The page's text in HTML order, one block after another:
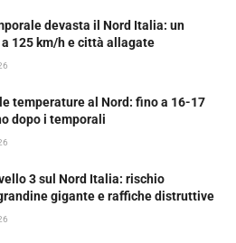
devasta il Nord Italia: un
125 km/h e città allagate
temperature al Nord: fino a 16-17
dopo i temporali
3 sul Nord Italia: rischio
gigante e raffiche distruttive